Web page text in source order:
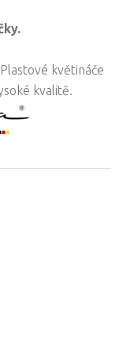
květináče
kvalitě.